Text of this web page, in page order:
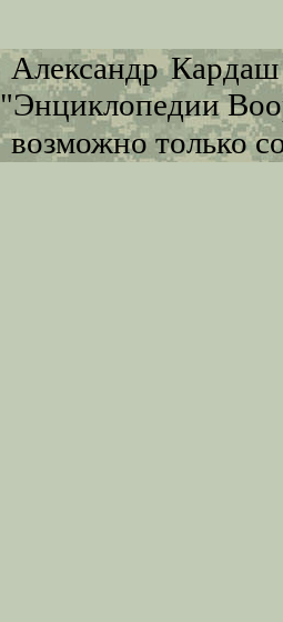
Александр
"Энциклопедии
возможно только